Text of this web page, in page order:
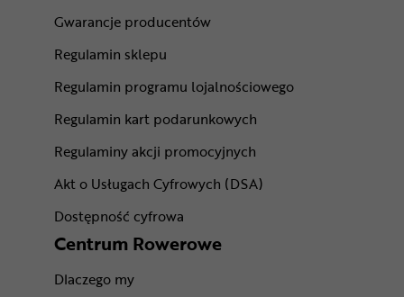
Gwarancje producentów
Regulamin sklepu
Regulamin programu lojalnościowego
Regulamin kart podarunkowych
Regulaminy akcji promocyjnych
Akt o Usługach Cyfrowych (DSA)
Dostępność cyfrowa
Centrum Rowerowe
Dlaczego my